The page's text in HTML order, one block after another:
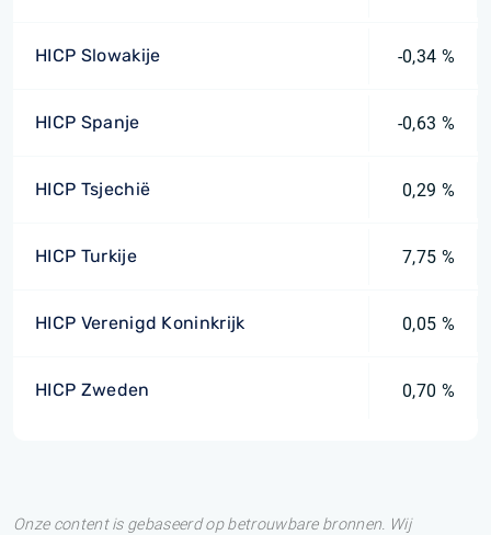
HICP Slowakije -0,34 %
HICP Spanje -0,63 %
HICP Tsjechië 0,29 %
HICP Turkije 7,75 %
HICP Verenigd Koninkrijk 0,05 %
HICP Zweden 0,70 %
Onze content is gebaseerd op betrouwbare bronnen. Wij